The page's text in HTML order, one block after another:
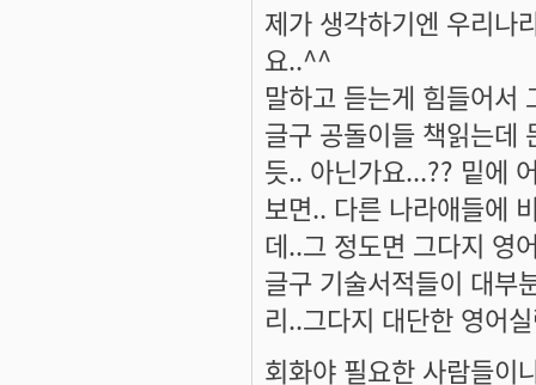
제가 생각하기엔 우리나
요..^^
말하고 듣는게 힘들어서
글구 공돌이들 책읽는데
듯.. 아닌가요...?? 밑에
보면.. 다른 나라애들에
데..그 정도면 그다지 영
글구 기술서적들이 대부
리..그다지 대단한 영어
회화야 필요한 사람들이